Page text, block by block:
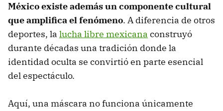
México existe además un componente cultural
que amplifica el fenómeno. A diferencia de otros
deportes, la lucha libre mexicana construyó
durante décadas una tradición donde la
identidad oculta se convirtió en parte esencial
del espectáculo.
Aquí, una máscara no funciona únicamente